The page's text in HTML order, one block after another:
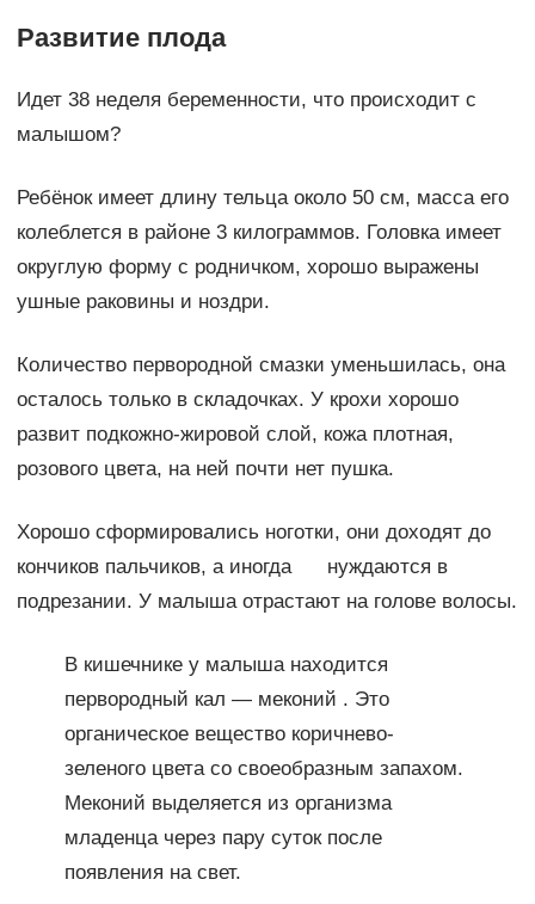
Развитие плода
Идет 38 неделя беременности, что происходит с
малышом?
Ребёнок имеет длину тельца около 50 см, масса его
колеблется в районе 3 килограммов. Головка имеет
округлую форму с родничком, хорошо выражены
ушные раковины и ноздри.
Количество первородной смазки уменьшилась, она
осталось только в складочках. У крохи хорошо
развит подкожно-жировой слой, кожа плотная,
розового цвета, на ней почти нет пушка.
Хорошо сформировались ноготки, они доходят до
кончиков пальчиков, а иногда нуждаются в
подрезании. У малыша отрастают на голове волосы.
В кишечнике у малыша находится
первородный кал — меконий . Это
органическое вещество коричнево-
зеленого цвета со своеобразным запахом.
Меконий выделяется из организма
младенца через пару суток после
появления на свет.